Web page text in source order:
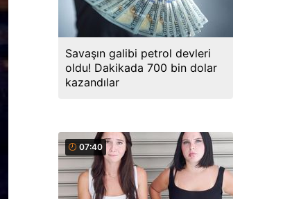
Savaşın galibi petrol devleri
oldu! Dakikada 700 bin dolar
kazandılar
07:40